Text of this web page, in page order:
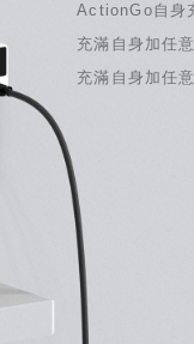
ActionGo自身
充滿自身加任
充滿自身加任